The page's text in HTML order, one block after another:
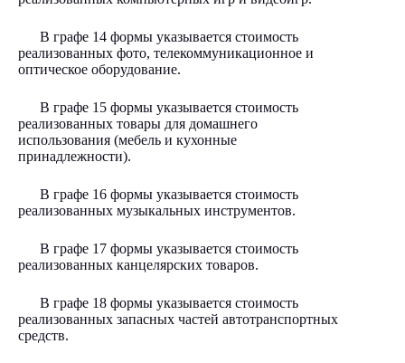
В графе 14 формы указывается стоимость
реализованных фото, телекоммуникационное и
оптическое оборудование.
В графе 15 формы указывается стоимость
реализованных товары для домашнего
использования (мебель и кухонные
принадлежности).
В графе 16 формы указывается стоимость
реализованных музыкальных инструментов.
В графе 17 формы указывается стоимость
реализованных канцелярских товаров.
В графе 18 формы указывается стоимость
реализованных запасных частей автотранспортных
средств.